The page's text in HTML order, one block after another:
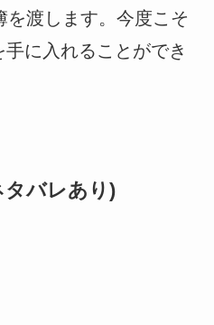
を渡します。今度こそ
に入れることができ
タバレあり)